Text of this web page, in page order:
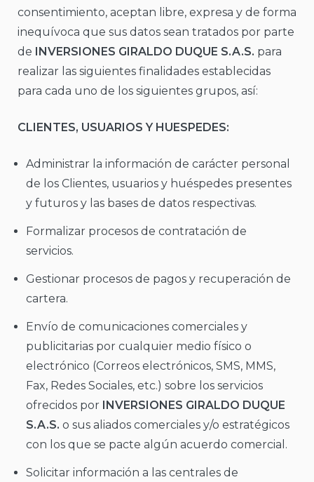
consentimiento, aceptan libre, expresa y de forma
inequívoca que sus datos sean tratados por parte
de INVERSIONES GIRALDO DUQUE S.A.S. para
realizar las siguientes finalidades establecidas
para cada uno de los siguientes grupos, así:
CLIENTES, USUARIOS Y HUESPEDES:
Administrar la información de carácter personal
de los Clientes, usuarios y huéspedes presentes
y futuros y las bases de datos respectivas.
Formalizar procesos de contratación de
servicios.
Gestionar procesos de pagos y recuperación de
cartera.
Envío de comunicaciones comerciales y
publicitarias por cualquier medio físico o
electrónico (Correos electrónicos, SMS, MMS,
Fax, Redes Sociales, etc.) sobre los servicios
ofrecidos por INVERSIONES GIRALDO DUQUE
S.A.S. o sus aliados comerciales y/o estratégicos
con los que se pacte algún acuerdo comercial.
Solicitar información a las centrales de